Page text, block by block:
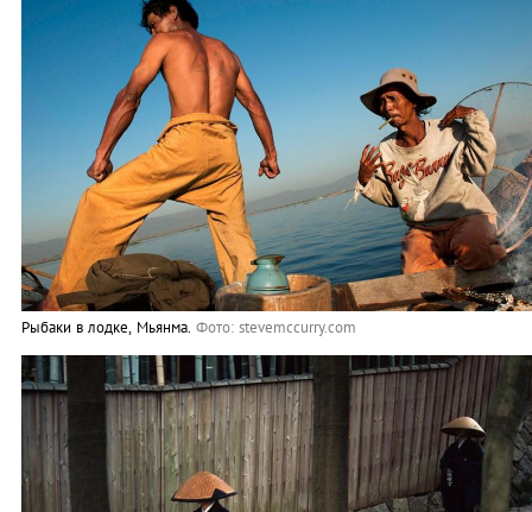
Рыбаки в лодке, Мьянма. Фото: stevemccurry.com